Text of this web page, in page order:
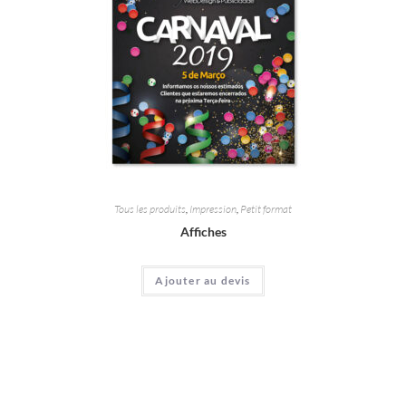
Tous les produits, Impression, Petit format
Affiches
Ajouter au devis